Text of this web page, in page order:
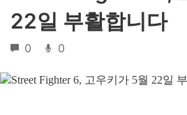
22일 부활합니다
0 0